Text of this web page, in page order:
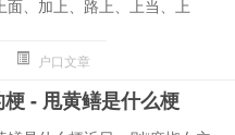
面、加上、路上、上当、上
户口文章
- 甩黄鳝是什么梗